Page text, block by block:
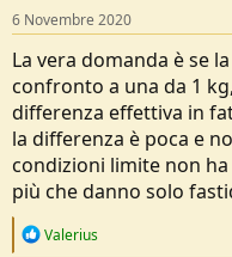
s
:
6 Novembre 2020
La vera domanda è se
confronto a una da 1
differenza effettiva in
la differenza è poca e
condizioni limite non
più che danno solo
R
Valerius